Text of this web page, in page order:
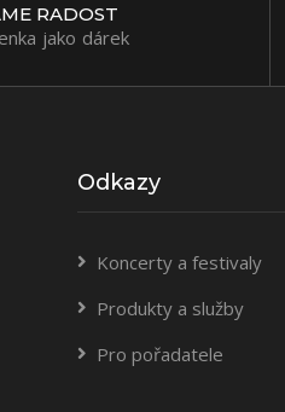
RADOST
jako dárek
Odkazy
Koncerty a festivaly
Produkty a služby
Pro pořadatele